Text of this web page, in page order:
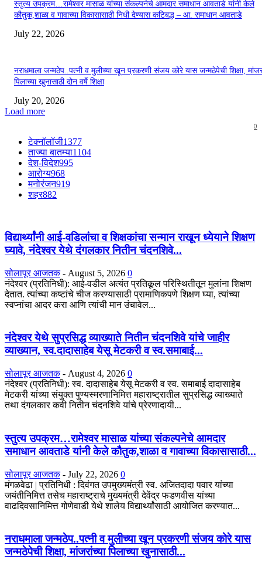
स्तुत्य उपक्रम…रामेश्वर मासाळ यांच्या संकल्पनेचे आमदार समाधान आवताडे यांनी केले
कौतुक,शाळा व गावाच्या विकासासाठी निधी देण्यास कटिबद्ध – आ. समाधान आवताडे
July 22, 2026
नराधमाला जन्मठेप..पत्नी व मुलीच्या खून प्रकरणी संजय कोरे यास जन्मठेपेची शिक्षा,
पिलाच्या खुनासाठी दोन वर्षे शिक्षा
July 20, 2026
Load more
0
टेक्नॉलॉजी1377
ताज्या बातम्या1104
देश-विदेश995
आरोग्य968
मनोरंजन919
शहर882
विद्यार्थ्यांनी आई-वडिलांचा व शिक्षकांचा सन्मान राखून ध्येयाने शिक्षण
घ्यावे, नंदेश्वर येथे दंगलकार नितीन चंदनशिवे...
सोलापूर आजतक - August 5, 2026 0
नंदेश्वर (प्रतिनिधी): आई-वडील अत्यंत प्रतिकूल परिस्थितीतून मुलांना शिक्षण
देतात. त्यांच्या कष्टांचे चीज करण्यासाठी प्रामाणिकपणे शिक्षण घ्या, त्यांच्या
स्वप्नांचा आदर करा आणि त्यांची मान उंचावेल...
नंदेश्वर येथे सुप्रसिद्ध व्याख्याते नितीन चंदनशिवे यांचे जाहीर
व्याख्यान, स्व.दादासाहेब येसू मेटकरी व स्व.समाबाई...
सोलापूर आजतक - August 4, 2026 0
नंदेश्वर (प्रतिनिधी): स्व. दादासाहेब येसू मेटकरी व स्व. समाबाई दादासाहेब
मेटकरी यांच्या संयुक्त पुण्यस्मरणानिमित्त महाराष्ट्रातील सुप्रसिद्ध व्याख्याते
तथा दंगलकार कवी नितीन चंदनशिवे यांचे प्रेरणादायी...
स्तुत्य उपक्रम…रामेश्वर मासाळ यांच्या संकल्पनेचे आमदार
समाधान आवताडे यांनी केले कौतुक,शाळा व गावाच्या विकासासाठी...
सोलापूर आजतक - July 22, 2026 0
मंगळवेढा | प्रतिनिधी : दिवंगत उपमुख्यमंत्री स्व. अजितदादा पवार यांच्या
जयंतीनिमित्त तसेच महाराष्ट्राचे मुख्यमंत्री देवेंद्र फडणवीस यांच्या
वाढदिवसानिमित्त गोणेवाडी येथे शालेय विद्यार्थ्यांसाठी आयोजित करण्यात...
नराधमाला जन्मठेप..पत्नी व मुलीच्या खून प्रकरणी संजय कोरे यास
जन्मठेपेची शिक्षा, मांजरांच्या पिलाच्या खुनासाठी...